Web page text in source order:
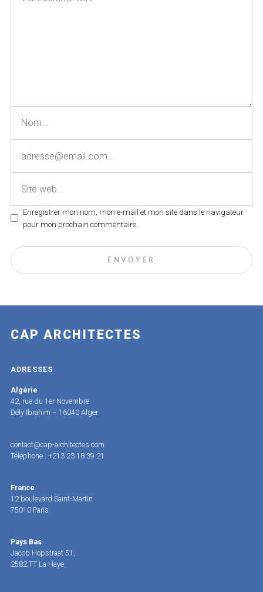
Enregistrer mon nom, mon e-mail et mon site dans le navigateur
pour mon prochain commentaire.
CAP ARCHITECTES
ADRESSES
Algérie
42, rue du 1er Novembre
Dély Ibrahim – 16040 Alger
contact@cap-architectes.com
Téléphone : +213 23 18 39 21
France
12 boulevard Saint-Martin
75010 Paris
Pays Bas
Jacob Hopstraat 51,
2582 TT La Haye